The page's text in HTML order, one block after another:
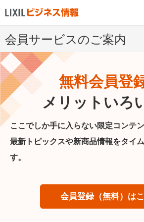
会員サービスのご案内
無料会員登
メリットいろ
ここでしか手に入らない限定コンテ
最新トピックスや新商品情報をタイ
す。
会員登録（無料）は